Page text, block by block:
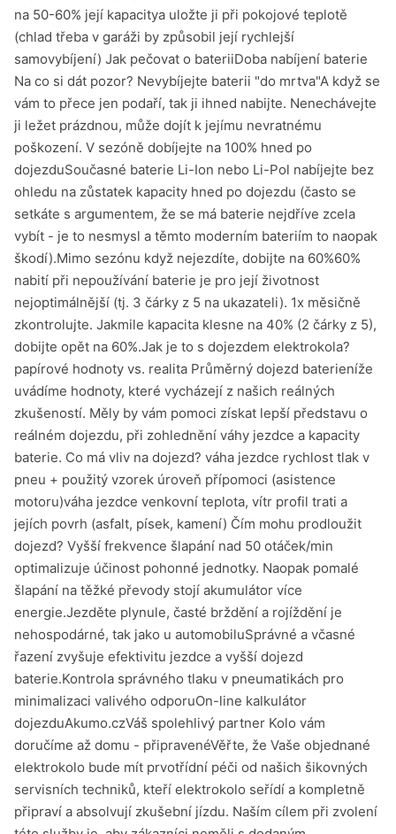
na 50-60% její kapacitya uložte ji při pokojové teplotě
(chlad třeba v garáži by způsobil její rychlejší
samovybíjení) Jak pečovat o bateriiDoba nabíjení baterie
Na co si dát pozor? Nevybíjejte baterii "do mrtva"A když se
vám to přece jen podaří, tak ji ihned nabijte. Nenechávejte
ji ležet prázdnou, může dojít k jejímu nevratnému
poškození. V sezóně dobíjejte na 100% hned po
dojezduSoučasné baterie Li-Ion nebo Li-Pol nabíjejte bez
ohledu na zůstatek kapacity hned po dojezdu (často se
setkáte s argumentem, že se má baterie nejdříve zcela
vybít - je to nesmysl a těmto moderním bateriím to naopak
škodí).Mimo sezónu když nejezdíte, dobijte na 60%60%
nabití při nepoužívání baterie je pro její životnost
nejoptimálnější (tj. 3 čárky z 5 na ukazateli). 1x měsičně
zkontrolujte. Jakmile kapacita klesne na 40% (2 čárky z 5),
dobijte opět na 60%.Jak je to s dojezdem elektrokola?
papírové hodnoty vs. realita Průměrný dojezd baterieníže
uvádíme hodnoty, které vycházejí z našich reálných
zkušeností. Měly by vám pomoci získat lepší představu o
reálném dojezdu, při zohlednění váhy jezdce a kapacity
baterie. Co má vliv na dojezd? váha jezdce rychlost tlak v
pneu + použitý vzorek úroveň přípomoci (asistence
motoru)váha jezdce venkovní teplota, vítr profil trati a
jejích povrh (asfalt, písek, kamení) Čím mohu prodloužit
dojezd? Vyšší frekvence šlapání nad 50 otáček/min
optimalizuje účinost pohonné jednotky. Naopak pomalé
šlapání na těžké převody stojí akumulátor více
energie.Jezděte plynule, časté brždění a rojíždění je
nehospodárné, tak jako u automobiluSprávné a včasné
řazení zvyšuje efektivitu jezdce a vyšší dojezd
baterie.Kontrola správného tlaku v pneumatikách pro
minimalizaci valivého odporuOn-line kalkulátor
dojezduAkumo.czVáš spolehlivý partner Kolo vám
doručíme až domu - připravenéVěřte, že Vaše objednané
elektrokolo bude mít prvotřídní péči od našich šikovných
servisních techniků, kteří elektrokolo seřídí a kompletně
připraví a absolvují zkušební jízdu. Naším cílem při zvolení